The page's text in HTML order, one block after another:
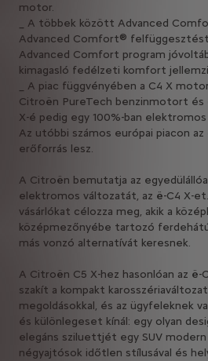
motor.
_ A többek között Advanced
Advanced Comfort®
Advanced Comfort program
kimagasló fedélzeti komfort
_ A piac függvényében a C4 X
Citroën PureTech benzinmotort és
X-é pedig egy 100%-ban
Az utóbbi számos európai piacon
erőforrás lesz.
A Citroën bemutatja az
elektromos változatát, az ë-C4 X-
vásárlókat célozza meg, akik a
középmezőnyébe tartozó
más vonzó alternatívát keresnek.
A Citroën C5 X-hez hasonlóan az ë-
szakít a kompakt
megoldásokkal, és az ügyfeleknek
és különlegeset kínál: egy olyan
elegáns sziluettjét egy SUV
négyajtósok időtlen stílusával és